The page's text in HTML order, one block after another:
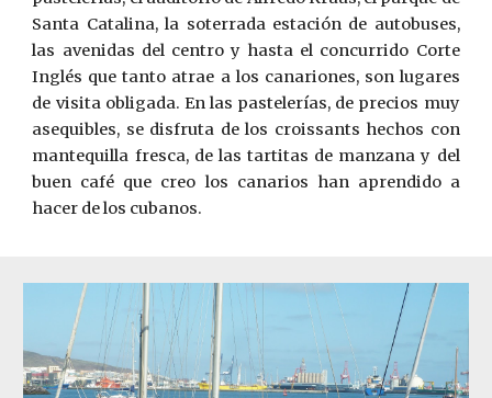
Santa Catalina, la soterrada estación de autobuses,
las avenidas del centro y hasta el concurrido Corte
Inglés que tanto atrae a los canariones, son lugares
de visita obligada. En las pastelerías, de precios muy
asequibles, se disfruta de los croissants hechos con
mantequilla fresca, de las tartitas de manzana y del
buen café que creo los canarios han aprendido a
hacer de los cubanos.